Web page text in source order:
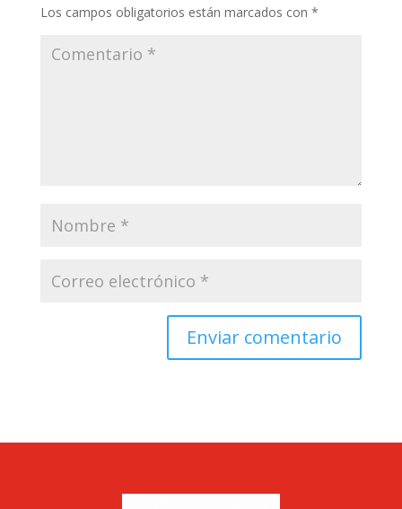
Los campos obligatorios están marcados con *